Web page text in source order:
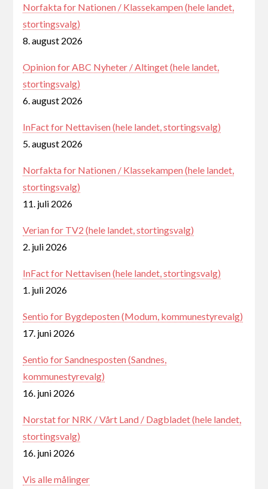
Norfakta for Nationen / Klassekampen (hele landet,
stortingsvalg)
8. august 2026
Opinion for ABC Nyheter / Altinget (hele landet,
stortingsvalg)
6. august 2026
InFact for Nettavisen (hele landet, stortingsvalg)
5. august 2026
Norfakta for Nationen / Klassekampen (hele landet,
stortingsvalg)
11. juli 2026
Verian for TV2 (hele landet, stortingsvalg)
2. juli 2026
InFact for Nettavisen (hele landet, stortingsvalg)
1. juli 2026
Sentio for Bygdeposten (Modum, kommunestyrevalg)
17. juni 2026
Sentio for Sandnesposten (Sandnes,
kommunestyrevalg)
16. juni 2026
Norstat for NRK / Vårt Land / Dagbladet (hele landet,
stortingsvalg)
16. juni 2026
Vis alle målinger